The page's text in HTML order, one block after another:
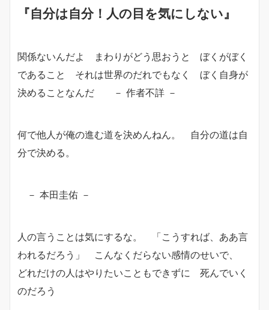
『自分は自分！人の目を気にしない』
関係ないんだよ まわりがどう思おうと ぼくがぼく
であること それは世界のだれでもなく ぼく自身が
決めることなんだ － 作者不詳 －
何で他人が俺の進む道を決めんねん。 自分の道は自
分で決める。
－ 本田圭佑 －
人の言うことは気にするな。 「こうすれば、ああ言
われるだろう」 こんなくだらない感情のせいで、
どれだけの人はやりたいこともできずに 死んでいく
のだろう